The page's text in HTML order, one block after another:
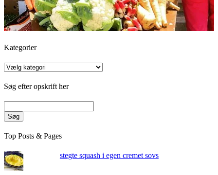
Kategorier
Kategorier
Søg efter opskrift her
Søg
Top Posts & Pages
stegte squash i egen cremet sovs